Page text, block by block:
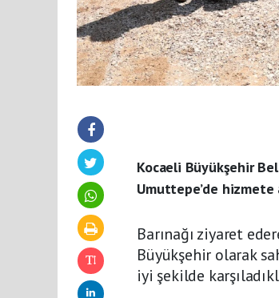
Kocaeli Büyükşehir
Umuttepe’de hizmete
Barınağı ziyaret
Büyükşehir olarak
iyi şekilde